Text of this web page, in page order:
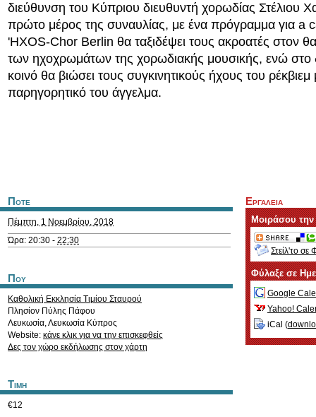
διεύθυνση του Κύπριου διευθυντή χορωδίας Στέλιου
πρώτο μέρος της συναυλίας, με ένα πρόγραμμα για a
'HXOS-Chor Berlin θα ταξιδέψει τους ακροατές στον
των ηχοχρωμάτων της χορωδιακής μουσικής, ενώ στο
κοινό θα βιώσει τους συγκινητικούς ήχους του ρέκβιεμ
παρηγορητικό του άγγελμα.
Ποτε
Πέμπτη, 1 Νοεμβρίου, 2018
Ώρα: 20:30 - 22:30
Που
Καθολική Εκκλησία Τιμίου Σταυρού
Πλησίον Πύλης Πάφου
Λευκωσία,Λευκωσία Κύπρος
Website: κάνε κλικ για να την επισκεφθείς
Δες τον χώρο εκδήλωσης στον χάρτη
Τιμη
€12
Εργαλεια
Μοιράσου
Στείλ'το σε
Φύλαξε σε
Google
Yahoo!
iCal (